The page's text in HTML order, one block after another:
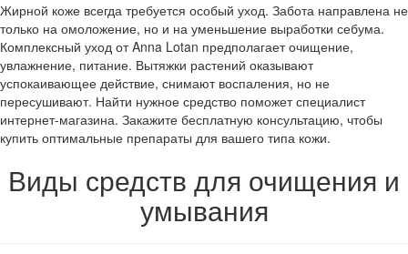
Жирной коже всегда требуется особый уход. Забота направлена не
только на омоложение, но и на уменьшение выработки себума.
Комплексный уход от Anna Lotan предполагает очищение,
увлажнение, питание. Вытяжки растений оказывают
успокаивающее действие, снимают воспаления, но не
пересушивают. Найти нужное средство поможет специалист
интернет-магазина. Закажите бесплатную консультацию, чтобы
купить оптимальные препараты для вашего типа кожи.
Виды средств для очищения и
умывания